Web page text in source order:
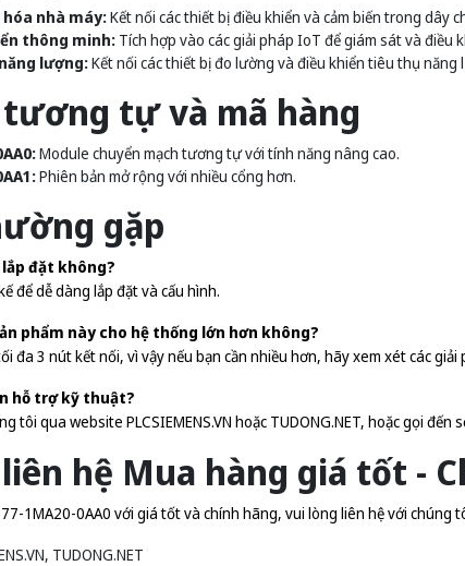
nhà máy:Kết nối các thiết bị điều khiển và cảm biến trong dây
thông minh:Tích hợp vào các giải pháp IoT để giám sát và điều
lượng:Kết nối các thiết bị đo lường và điều khiển tiêu thụ năng
tương tự và mã hàng
Module chuyển mạch tương tự với tính năng nâng cao.
Phiên bản mở rộng với nhiều cổng hơn.
gặp
lắp đặt không?
để dễ dàng lắp đặt và cấu hình.
phẩm này cho hệ thống lớn hơn không?
đa 3 nút kết nối, vì vậy nếu bạn cần nhiều hơn, hãy xem xét các giải
hỗ trợ kỹ thuật?
tôi qua website PLCSIEMENS.VN hoặc TUDONG.NET, hoặc gọi
hệ Mua hàng giá tốt -
1MA20-0AA0 với giá tốt và chính hãng, vui lòng liên hệ với chúng
TUDONG.NET